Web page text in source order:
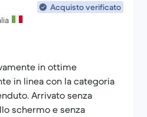
Acquisto verificato
in ottime
in linea con la categoria
Arrivato senza
schermo e senza